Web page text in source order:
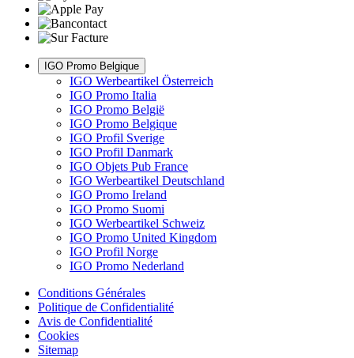
IGO Promo Belgique
IGO Werbeartikel Österreich
IGO Promo Italia
IGO Promo België
IGO Promo Belgique
IGO Profil Sverige
IGO Profil Danmark
IGO Objets Pub France
IGO Werbeartikel Deutschland
IGO Promo Ireland
IGO Promo Suomi
IGO Werbeartikel Schweiz
IGO Promo United Kingdom
IGO Profil Norge
IGO Promo Nederland
Conditions Générales
Politique de Confidentialité
Avis de Confidentialité
Cookies
Sitemap